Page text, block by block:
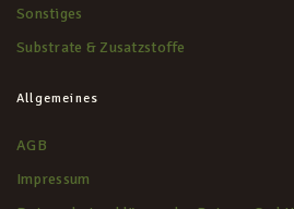
Sonstiges
Substrate & Zusatzstoffe
Allgemeines
AGB
Impressum